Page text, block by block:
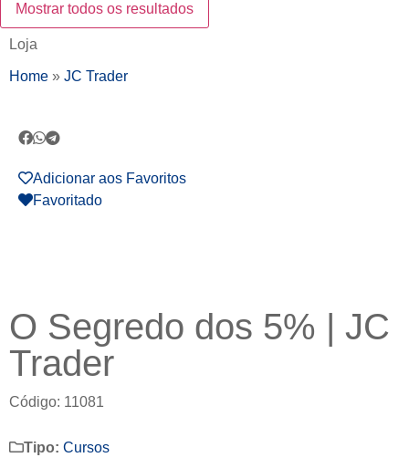
Mostrar todos os resultados
Loja
Home » JC Trader
Adicionar aos Favoritos
Favoritado
O Segredo dos 5% | JC
Trader
Código: 11081
Tipo: Cursos